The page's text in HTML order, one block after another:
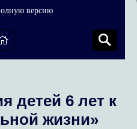
версию
детей 6 лет к
жизни»